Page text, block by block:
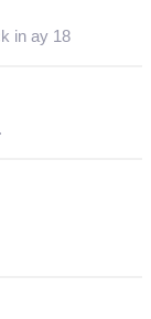
in ay 18